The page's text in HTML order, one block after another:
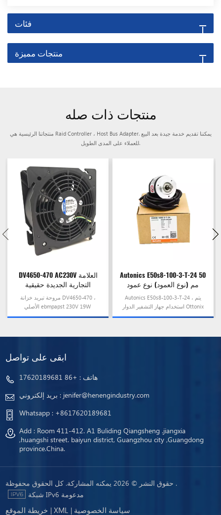
فئات
منتجات مميزة
منتجات ذات صله
منتجاتنا الرئيسية هي Raid Controller ، Host Bus Adapter. يمكننا تقديم خدمة جيدة بعد البيع
DV4650-470 AC230V العلامة
التجارية الجديدة حقيقية
ebmpapst الألمانية الأصلي
مروحة مستوردة مقاومة
درجات الحرارة العالية
مروحة تبريد خزانة DV4650-470 ،
الأصلي ebmpapst 230V 19W
Autonics E50s8-100-3-T-24 50
مم (نوع العمود) نوع عمود
الدوران الإضافي
Autonics E50s8-100-3-T-24 ، يتم
استخدام جهاز التشفير الدوار Ottonix
لمراقبة موضع العمود الدوار في تطبيق
ابقى على تواصل
هاتف : +86 17620189681
بريد إلكتروني : jenifer@henengindustry.com
Whatsapp : +8617620189681
Add : Room 411-412. A1 Buliding Qiangsheng .jiangxia
,huangshi street. baiyun district, Guangzhou city ,Guangdong
province.China.
حقوق النشر © 2026 يمكنه المشاركة. كل الحقوق محفوظة .
شبكة IPv6 مدعومة
خريطة الموقع | XML | سياسة الخصوصية